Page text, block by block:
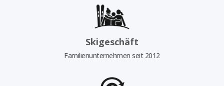
Skigeschäft
Familienunternehmen seit 2012